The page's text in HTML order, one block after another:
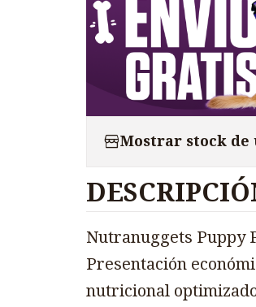
Mostrar stock de
Nutranuggets Puppy
Presentación
nutricional